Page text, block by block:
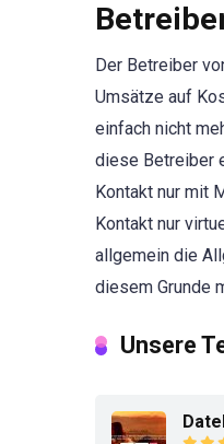
Der Betreiber
Umsätze auf
einfach nicht
diese Betreiber
Kontakt nur mit
Kontakt nur
allgemein die
diesem Grunde
Unsere